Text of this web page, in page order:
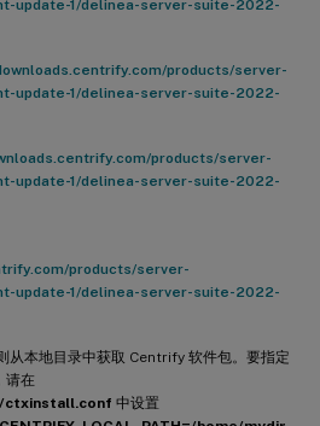
update-1/delinea-server-suite-2022-
products/server-
update-1/delinea-server-suite-2022-
products/server-
update-1/delinea-server-suite-2022-
products/server-
update-1/delinea-server-suite-2022-
从本地目录中获取 Centrify 软件包。要指定
请在
中设置